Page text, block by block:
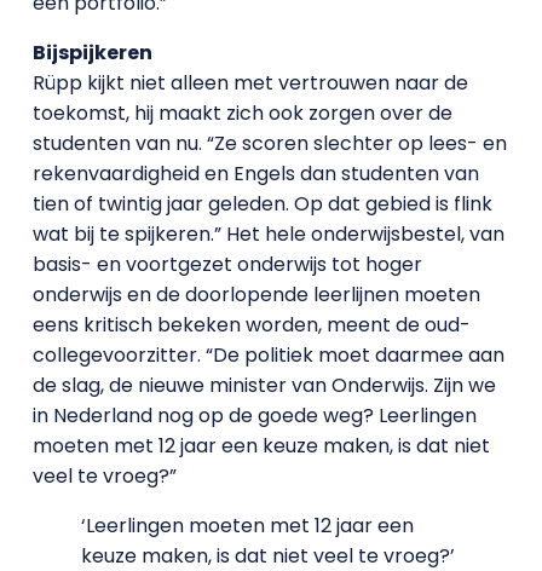
Bijspijkeren
Rüpp kijkt niet alleen met vertrouwen naar de
toekomst, hij maakt zich ook zorgen over de
studenten van nu. “Ze scoren slechter op lees- en
rekenvaardigheid en Engels dan studenten van
tien of twintig jaar geleden. Op dat gebied is flink
wat bij te spijkeren.” Het hele onderwijsbestel, van
basis- en voortgezet onderwijs tot hoger
onderwijs en de doorlopende leerlijnen moeten
eens kritisch bekeken worden, meent de oud-
collegevoorzitter. “De politiek moet daarmee aan
de slag, de nieuwe minister van Onderwijs. Zijn we
in Nederland nog op de goede weg? Leerlingen
moeten met 12 jaar een keuze maken, is dat niet
veel te vroeg?”
‘Leerlingen moeten met 12 jaar een
keuze maken, is dat niet veel te vroeg?’